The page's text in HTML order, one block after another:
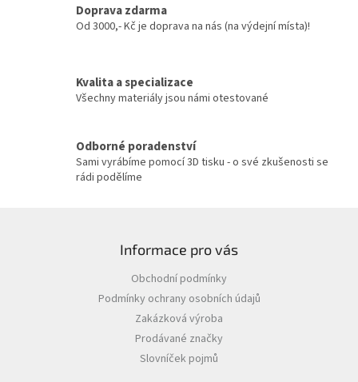
í
k
y
p
i
Doprava zdarma
Od 3000,- Kč je doprava na nás (na výdejní místa)!
Kvalita a specializace
Všechny materiály jsou námi otestované
Odborné poradenství
Sami vyrábíme pomocí 3D tisku - o své zkušenosti se
rádi podělíme
Informace pro vás
Obchodní podmínky
Podmínky ochrany osobních údajů
Zakázková výroba
Prodávané značky
Slovníček pojmů